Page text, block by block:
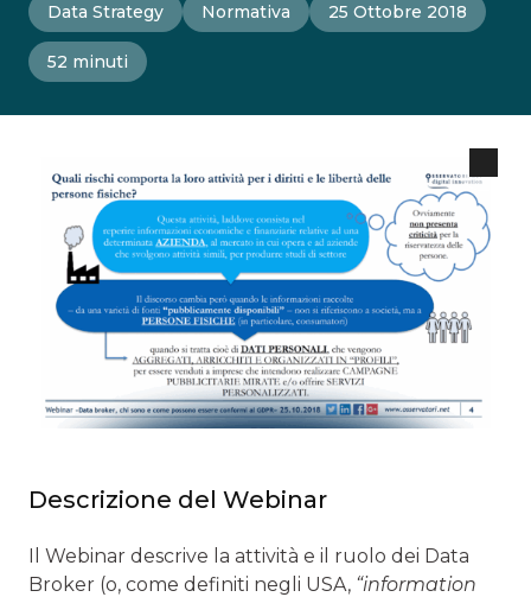
Data Strategy Normativa 25 Ottobre 2018
52 minuti
Descrizione del Webinar
Il Webinar descrive la attività e il ruolo dei Data
Broker (o, come definiti negli USA, “information